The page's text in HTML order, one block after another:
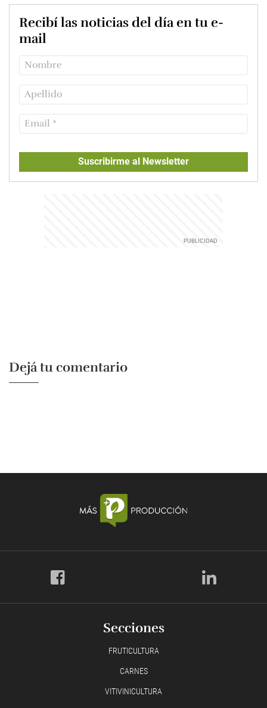
Recibí las noticias del día en tu e-
mail
Suscribirme al Newsletter
Dejá tu comentario
Secciones
FRUTICULTURA
CARNES
VITIVINICULTURA